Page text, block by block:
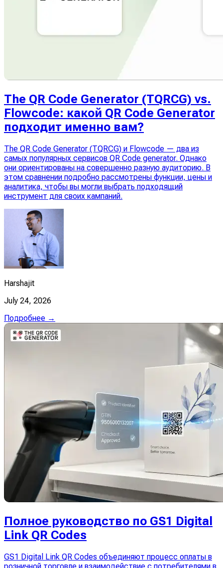
The QR Code Generator (TQRCG) vs.
Flowcode: какой QR Code Generator
подходит именно вам?
The QR Code Generator (TQRCG) и Flowcode — два из
самых популярных сервисов QR Code generator. Однако
они ориентированы на совершенно разную аудиторию. В
этом сравнении подробно рассмотрены функции, цены и
аналитика, чтобы вы могли выбрать подходящий
инструмент для своих кампаний.
Harshajit
July 24, 2026
Подробнее →
Полное руководство по GS1 Digital
Link QR Codes
GS1 Digital Link QR Codes объединяют процесс оплаты в
розничной торговле и взаимодействие с потребителями в